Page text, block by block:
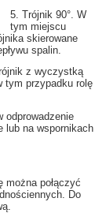
5. Trójnik 90°. W
tym miejscu
skierowane
spalin.
z wyczystką
tym przypadku rolę
odprowadzenie
lub na wspornikach
można połączyć
Do